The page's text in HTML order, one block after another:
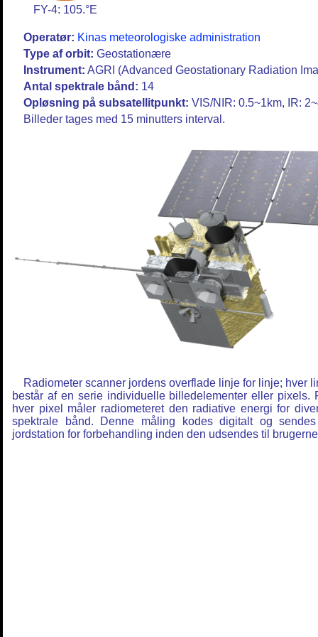
FY-4: 105.°E
Operatør: Kinas meteorologiske administration
Type af orbit: Geostationære
Instrument: AGRI (Advanced Geostationary Radiation
Antal spektrale bånd: 14
Opløsning på subsatellitpunkt: VIS/NIR: 0.5~1km, IR:
Billeder tages med 15 minutters interval.
Radiometer scanner jordens overflade linje for linje; hver
består af en serie individuelle billedelementer eller pixels.
hver pixel måler radiometeret den radiative energi for
spektrale bånd. Denne måling kodes digitalt og
jordstation for forbehandling inden den udsendes til